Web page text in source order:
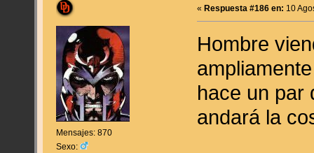
Mensajes: 870
Sexo:
«Respuesta #186 en: 10
Hombre
hace un par
andará la